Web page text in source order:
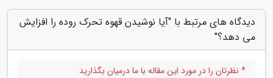
دیدگاه های مرتبط با "آیا نوشیدن قهوه تحرک روده را افزایش
می دهد؟"
* نظرتان را در مورد این مقاله با ما درمیان بگذارید